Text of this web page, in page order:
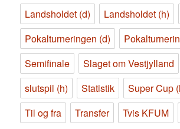
Landsholdet (d)
Landsholdet (h)
Pokalturneringen (d)
Semifinale
Slaget om Vestjylland
slutspil (h)
Statistik Super Cup
Til og fra
Transfer Tvis KFUM